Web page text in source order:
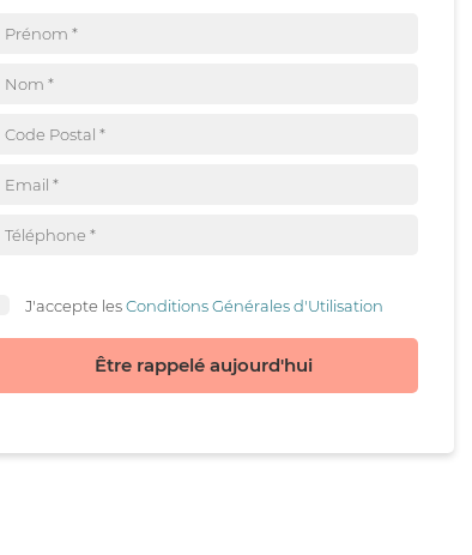
J'accepte lesConditions Générales d'Utilisation
Être rappelé aujourd'hui